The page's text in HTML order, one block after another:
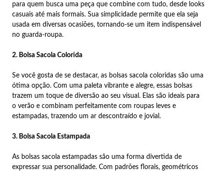
para quem busca uma peça que combine com tudo, desde looks
casuais até mais formais. Sua simplicidade permite que ela seja
usada em diversas ocasiões, tornando-se um item indispensável
no guarda-roupa.
2. Bolsa Sacola Colorida
Se você gosta de se destacar, as bolsas sacola coloridas são uma
ótima opção. Com uma paleta vibrante e alegre, essas bolsas
trazem um toque de diversão ao seu visual. Elas são ideais para
o verão e combinam perfeitamente com roupas leves e
estampadas, trazendo um ar descontraído e jovial.
3. Bolsa Sacola Estampada
As bolsas sacola estampadas são uma forma divertida de
expressar sua personalidade. Com padrões florais, geométricos